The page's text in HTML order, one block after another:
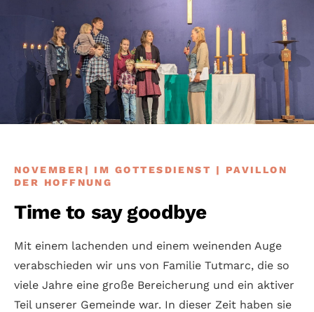
NOVEMBER| IM GOTTESDIENST | PAVILLON
DER HOFFNUNG
Time to say goodbye
Mit einem lachenden und einem weinenden Auge
verabschieden wir uns von Familie Tutmarc, die so
viele Jahre eine große Bereicherung und ein aktiver
Teil unserer Gemeinde war. In dieser Zeit haben sie